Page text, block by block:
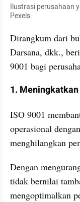
Ilustrasi perusahaan
Pexels
Dirangkum dari
Darsana, dkk.,
9001 bagi
1.
ISO 9001
operasional
menghilangkan
Dengan
tidak bernilai
mengoptimalkan